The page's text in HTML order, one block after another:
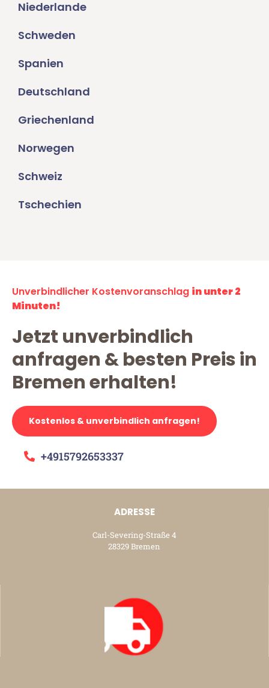
Niederlande
Schweden
Spanien
Deutschland
Griechenland
Norwegen
Schweiz
Tschechien
Unverbindlicher Kostenvoranschlag in unter 2
Minuten!
Jetzt unverbindlich
anfragen & besten Preis in
Bremen erhalten!
Kostenlos & unverbindlich anfragen!
+4915792653337
ADRESSE
Carl-Severing-Straße 4
28329 Bremen